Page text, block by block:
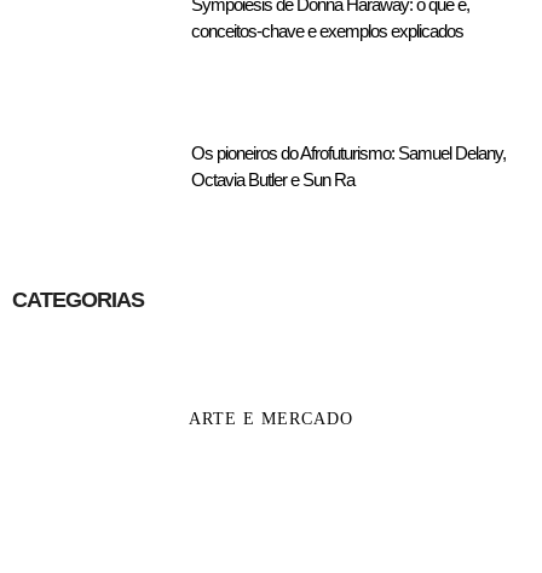
Sympoiesis de Donna Haraway: o que é,
conceitos-chave e exemplos explicados
Os pioneiros do Afrofuturismo: Samuel Delany,
Octavia Butler e Sun Ra
CATEGORIAS
ARTE E MERCADO